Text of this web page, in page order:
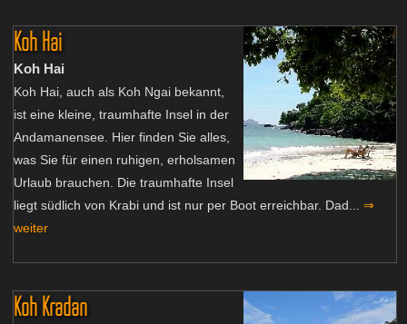
Koh Hai
Koh Hai
Koh Hai, auch als Koh Ngai bekannt,
ist eine kleine, traumhafte Insel in der
Andamanensee. Hier finden Sie alles,
was Sie für einen ruhigen, erholsamen
Urlaub brauchen. Die traumhafte Insel
liegt südlich von Krabi und ist nur per Boot erreichbar. Dad... ⇒
weiter
Koh Kradan